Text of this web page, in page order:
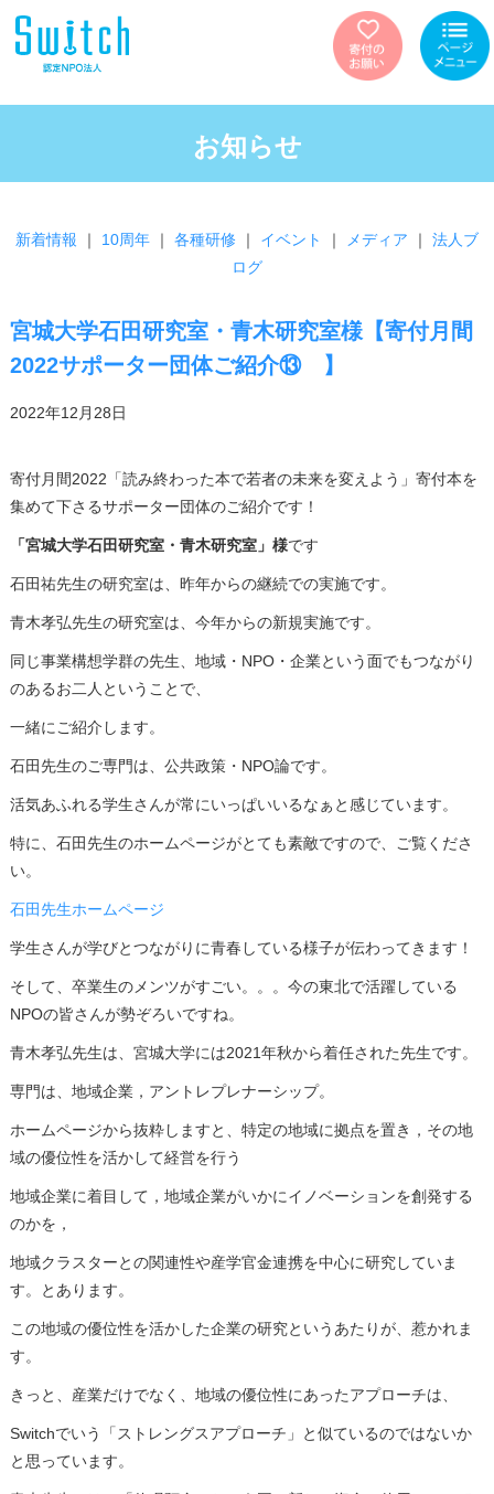
お知らせ
新着情報 ｜ 10周年｜ 各種研修｜ イベント ｜ メディア ｜ 法人ブ
ログ
宮城大学石田研究室・青木研究室様【寄付月間
2022サポーター団体ご紹介⑬ 】
2022年12月28日
寄付月間2022「読み終わった本で若者の未来を変えよう」寄付本を
集めて下さるサポーター団体のご紹介です！
「宮城大学石田研究室・青木研究室」様です
石田祐先生の研究室は、昨年からの継続での実施です。
青木孝弘先生の研究室は、今年からの新規実施です。
同じ事業構想学群の先生、地域・NPO・企業という面でもつながり
のあるお二人ということで、
一緒にご紹介します。
石田先生のご専門は、公共政策・NPO論です。
活気あふれる学生さんが常にいっぱいいるなぁと感じています。
特に、石田先生のホームページがとても素敵ですので、ご覧くださ
い。
石田先生ホームページ
学生さんが学びとつながりに青春している様子が伝わってきます！
そして、卒業生のメンツがすごい。。。今の東北で活躍している
NPOの皆さんが勢ぞろいですね。
青木孝弘先生は、宮城大学には2021年秋から着任された先生です。
専門は、地域企業，アントレプレナーシップ。
ホームページから抜粋しますと、特定の地域に拠点を置き，その地
域の優位性を活かして経営を行う
地域企業に着目して，地域企業がいかにイノベーションを創発する
のかを，
地域クラスターとの関連性や産学官金連携を中心に研究していま
す。とあります。
この地域の優位性を活かした企業の研究というあたりが、惹かれま
す。
きっと、産業だけでなく、地域の優位性にあったアプローチは、
Switchでいう「ストレングスアプローチ」と似ているのではないか
と思っています。